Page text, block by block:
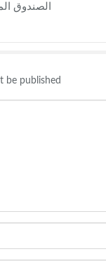
الصندوق
be published.